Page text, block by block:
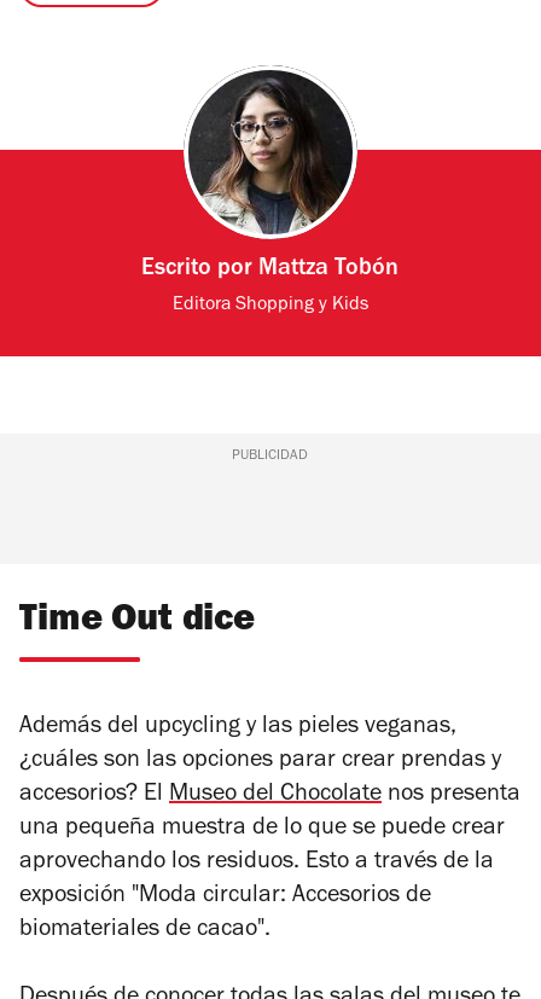
Escrito por Mattza Tobón
Editora Shopping y Kids
PUBLICIDAD
Time Out dice
Además del upcycling y las pieles veganas,
¿cuáles son las opciones parar crear prendas y
accesorios? El Museo del Chocolate nos presenta
una pequeña muestra de lo que se puede crear
aprovechando los residuos. Esto a través de la
exposición "Moda circular: Accesorios de
biomateriales de cacao".